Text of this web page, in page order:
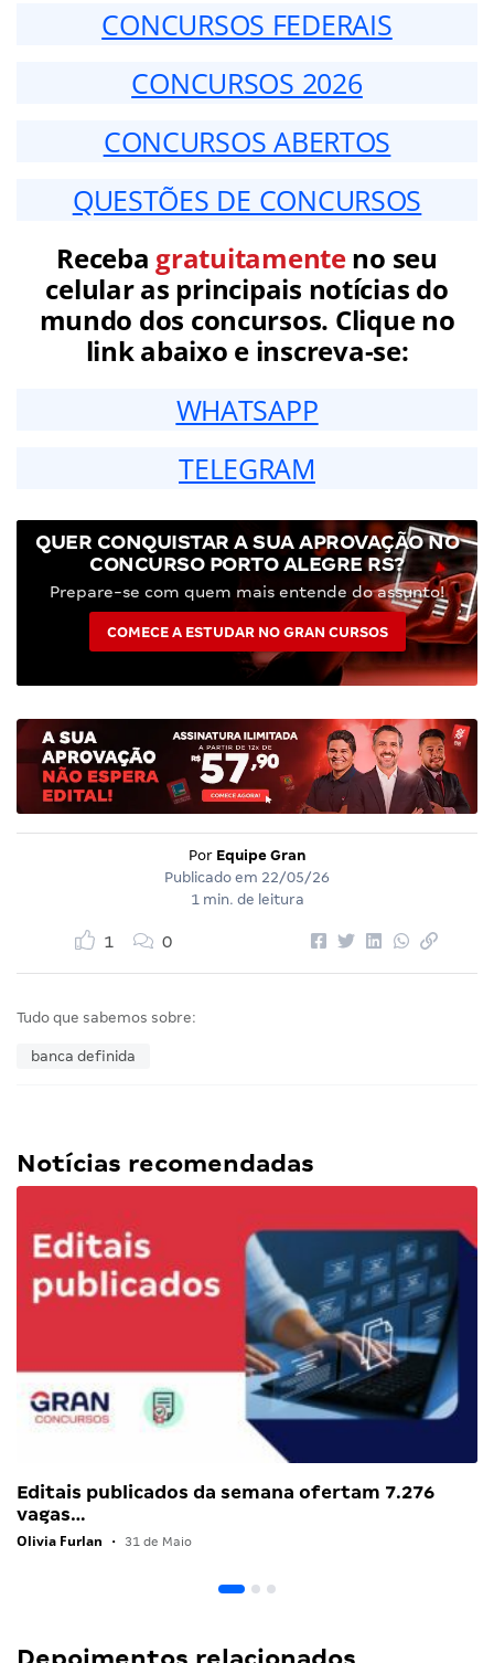
CONCURSOS FEDERAIS
CONCURSOS 2026
CONCURSOS ABERTOS
QUESTÕES DE CONCURSOS
Receba gratuitamenteno seu
celular as principais notícias do
mundo dos concursos. Clique no
link abaixo e inscreva-se:
WHATSAPP
TELEGRAM
QUER CONQUISTAR A SUA APROVAÇÃO NO
CONCURSO PORTO ALEGRE RS?
Prepare-se com quem mais entende do assunto!
COMECE A ESTUDAR NO GRAN CURSOS
Por Equipe Gran
Publicado em 22/05/26
1 min. de leitura
1 0
Tudo que sabemos sobre:
banca definida
Notícias recomendadas
Editais publicados da semana ofertam 7.276
vagas…
Olivia Furlan • 31 de Maio